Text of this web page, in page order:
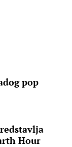
pop
Hour